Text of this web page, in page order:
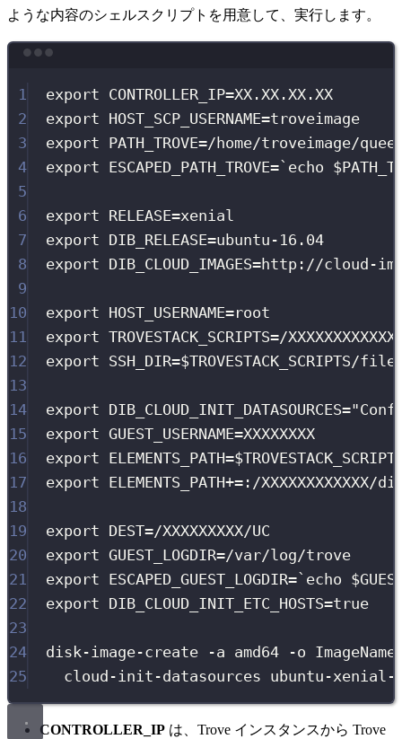
ような内容のシェルスクリプトを用意して、実行します。
1 export CONTROLLER_IP=XX . XX . XX . XX
2
export HOST_SCP_USERNAME=troveimage
3
export PATH_TROVE=/home/troveimage/
4
export ESCAPED_PATH_TROVE=` echo
5
6
export RELEASE=xenial
7
export DIB_RELEASE=ubuntu-16 . 04
8
export DIB_CLOUD_IMAGES=http ://cloud-
9
10
export HOST_USERNAME=root
11
export TROVESTACK_SCRIPTS=/XXXXXXXXXXXX
12
export SSH_DIR=$TROVESTACK_SCRIPTS/
13
14
export DIB_CLOUD_INIT_DATASOURCES="
15
export GUEST_USERNAME=XXXXXXXX
16
export ELEMENTS_PATH=
17
export ELEMENTS_PATH+= :/XXXXXXXXXXXX/
18
19
export DEST=/XXXXXXXXX/UC
20
export GUEST_LOGDIR=/var/log/trove
21
export ESCAPED_GUEST_LOGDIR=` echo
22
export DIB_CLOUD_INIT_ETC_HOSTS=true
23
24
disk-image-create -a amd64 -o ImageName
25
cloud-init-datasources ubuntu-xenial-
CONTROLLER_IP は、Trove インスタンスから Trove